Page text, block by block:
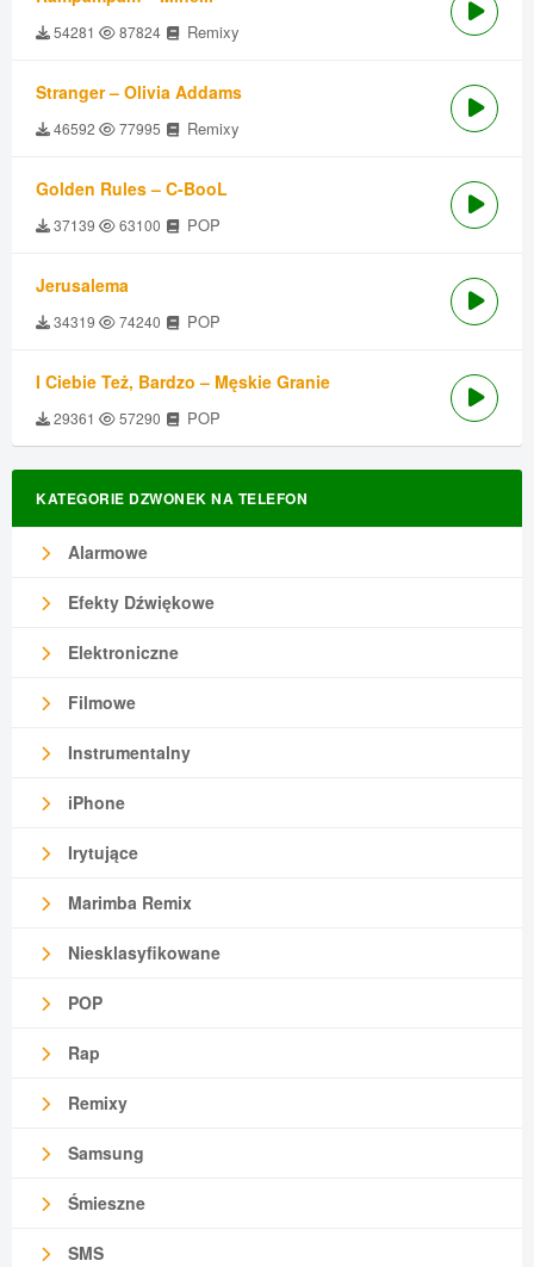
54281 87824 Remixy
Stranger – Olivia Addams
46592 77995 Remixy
Golden Rules – C-BooL
37139 63100 POP
Jerusalema
34319 74240 POP
I Ciebie Też, Bardzo – Męskie Granie
29361 57290 POP
KATEGORIE DZWONEK NA TELEFON
Alarmowe
Efekty Dźwiękowe
Elektroniczne
Filmowe
Instrumentalny
iPhone
Irytujące
Marimba Remix
Niesklasyfikowane
POP
Rap
Remixy
Samsung
Śmieszne
SMS